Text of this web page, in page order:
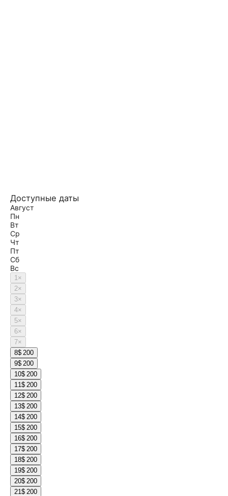
Доступные даты
Август
Пн
Вт
Ср
Чт
Пт
Сб
Вс
1×
2×
3×
4×
5×
6×
7×
8$ 200
9$ 200
10$ 200
11$ 200
12$ 200
13$ 200
14$ 200
15$ 200
16$ 200
17$ 200
18$ 200
19$ 200
20$ 200
21$ 200